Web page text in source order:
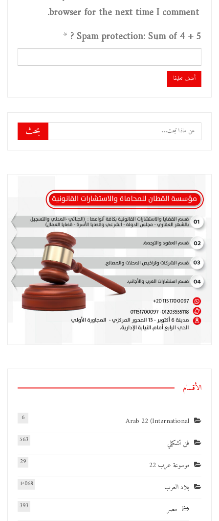
browser for the next time I comment.
Spam protection: Sum of 4 + 5 ?
*
الأقسام
Arab 22 (International
6
فن تشكيلي 563
موسوعة عرب 22 29
بلاد العرب 1٬068
مصر 393